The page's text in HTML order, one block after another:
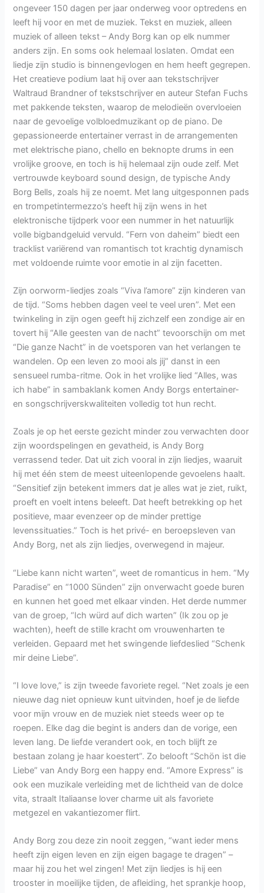
ongeveer 150 dagen per jaar onderweg voor optredens en
leeft hij voor en met de muziek. Tekst en muziek, alleen
muziek of alleen tekst – Andy Borg kan op elk nummer
anders zijn. En soms ook helemaal loslaten. Omdat een
liedje zijn studio is binnengevlogen en hem heeft gegrepen.
Het creatieve podium laat hij over aan tekstschrijver
Waltraud Brandner of tekstschrijver en auteur Stefan Fuchs
met pakkende teksten, waarop de melodieën overvloeien
naar de gevoelige volbloedmuzikant op de piano. De
gepassioneerde entertainer verrast in de arrangementen
met elektrische piano, chello en beknopte drums in een
vrolijke groove, en toch is hij helemaal zijn oude zelf. Met
vertrouwde keyboard sound design, de typische Andy
Borg Bells, zoals hij ze noemt. Met lang uitgesponnen pads
en trompetintermezzo’s heeft hij zijn wens in het
elektronische tijdperk voor een nummer in het natuurlijk
volle bigbandgeluid vervuld. “Fern von daheim” biedt een
tracklist variërend van romantisch tot krachtig dynamisch
met voldoende ruimte voor emotie in al zijn facetten.
Zijn oorworm-liedjes zoals “Viva l’amore” zijn kinderen van
de tijd. “Soms hebben dagen veel te veel uren”. Met een
twinkeling in zijn ogen geeft hij zichzelf een zondige air en
tovert hij “Alle geesten van de nacht” tevoorschijn om met
“Die ganze Nacht” in de voetsporen van het verlangen te
wandelen. Op een leven zo mooi als jij” danst in een
sensueel rumba-ritme. Ook in het vrolijke lied “Alles, was
ich habe” in sambaklank komen Andy Borgs entertainer-
en songschrijverskwaliteiten volledig tot hun recht.
Zoals je op het eerste gezicht minder zou verwachten door
zijn woordspelingen en gevatheid, is Andy Borg
verrassend teder. Dat uit zich vooral in zijn liedjes, waaruit
hij met één stem de meest uiteenlopende gevoelens haalt.
“Sensitief zijn betekent immers dat je alles wat je ziet, ruikt,
proeft en voelt intens beleeft. Dat heeft betrekking op het
positieve, maar evenzeer op de minder prettige
levenssituaties.” Toch is het privé- en beroepsleven van
Andy Borg, net als zijn liedjes, overwegend in majeur.
“Liebe kann nicht warten”, weet de romanticus in hem. “My
Paradise” en “1000 Sünden” zijn onverwacht goede buren
en kunnen het goed met elkaar vinden. Het derde nummer
van de groep, “Ich würd auf dich warten” (Ik zou op je
wachten), heeft de stille kracht om vrouwenharten te
verleiden. Gepaard met het swingende liefdeslied “Schenk
mir deine Liebe”.
“I love love,” is zijn tweede favoriete regel. “Net zoals je een
nieuwe dag niet opnieuw kunt uitvinden, hoef je de liefde
voor mijn vrouw en de muziek niet steeds weer op te
roepen. Elke dag die begint is anders dan de vorige, een
leven lang. De liefde verandert ook, en toch blijft ze
bestaan zolang je haar koestert”. Zo belooft “Schön ist die
Liebe” van Andy Borg een happy end. “Amore Express” is
ook een muzikale verleiding met de lichtheid van de dolce
vita, straalt Italiaanse lover charme uit als favoriete
metgezel en vakantiezomer flirt.
Andy Borg zou deze zin nooit zeggen, “want ieder mens
heeft zijn eigen leven en zijn eigen bagage te dragen” –
maar hij zou het wel zingen! Met zijn liedjes is hij een
trooster in moeilijke tijden, de afleiding, het sprankje hoop,